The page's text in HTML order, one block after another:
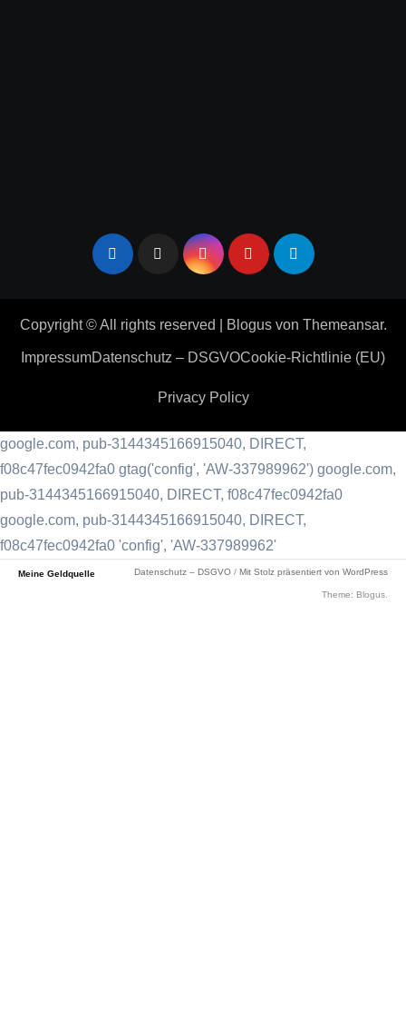
Copyright © All rights reserved Blogusvon Themeansar.
ImpressumDatenschutz – DSGVOCookie-Richtlinie (EU)
Privacy Policy
google.com, pub-3144345166915040, DIRECT,
f08c47fec0942fa0 gtag('config', 'AW-337989962') google.com,
pub-3144345166915040, DIRECT, f08c47fec0942fa0
google.com, pub-3144345166915040, DIRECT,
f08c47fec0942fa0 'config', 'AW-337989962'
Meine Geldquelle Datenschutz – DSGVO / Mit Stolz präsentiert von WordPress
Theme: Blogus.